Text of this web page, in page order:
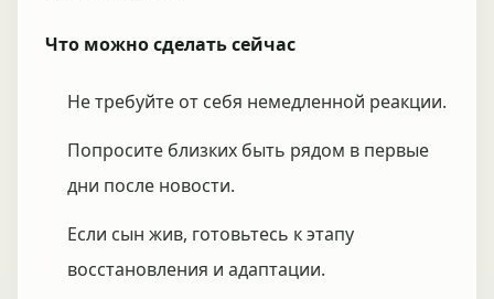
Что можно сделать сейчас
Не требуйте от себя немедленной реакции.
Попросите близких быть рядом в первые
дни после новости.
Если сын жив, готовьтесь к этапу
восстановления и адаптации.